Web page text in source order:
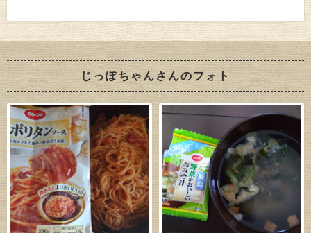
じっぽちゃんさんのフォト